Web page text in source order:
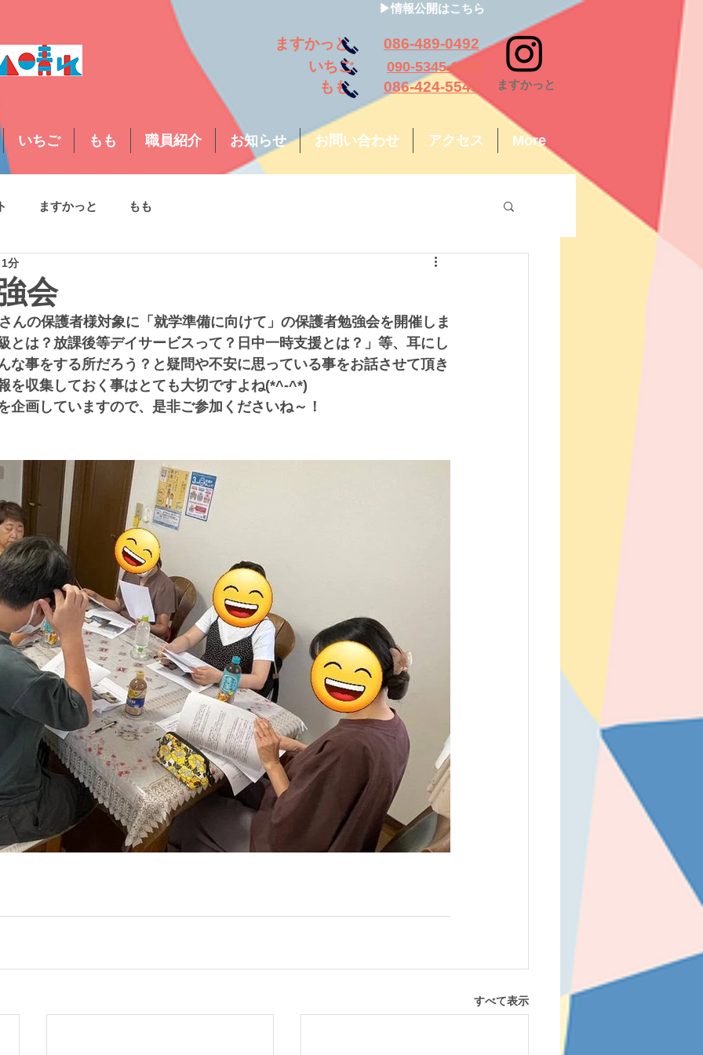
▶情報公開はこちら
ますかっと 086-489-0492
もも 086-424-5543
いちご 090-5345-9008
​ますかっと
いちご もも 職員紹介 お知らせ お問い合わせ アクセス More
ますかっと もも
会
分
の保護者様対象に「就学準備に向けて」の保護者勉強会を開催しま
とは？放課後等デイサービスって？日中一時支援とは？」等、耳にし
な事をする所だろう？と疑問や不安に思っている事をお話させて頂き
を収集しておく事はとても大切ですよね(*^-^*)
企画していますので、是非ご参加くださいね～！
すべて表示